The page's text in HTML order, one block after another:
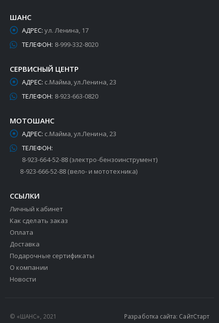
ШАНС
АДРЕС: ул. Ленина, 17
ТЕЛЕФОН: 8-999-332-8020
СЕРВИСНЫЙ ЦЕНТР
АДРЕС: с.Майма, ул.Ленина, 23
ТЕЛЕФОН: 8-923-663-0820
МОТОШАНС
АДРЕС: с.Майма, ул.Ленина, 23
ТЕЛЕФОН:
8-923-664-52-88 (электро-бензоинструмент)
8-923-666-52-88 (вело- и мототехника)
ССЫЛКИ
Личный кабинет
Как сделать заказ
Оплата
Доставка
Подарочные сертификаты
О компании
Новости
© «ШАНС», 2021 Разработка сайта: СайтСтарт